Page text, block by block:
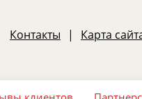
Контакты | Карта